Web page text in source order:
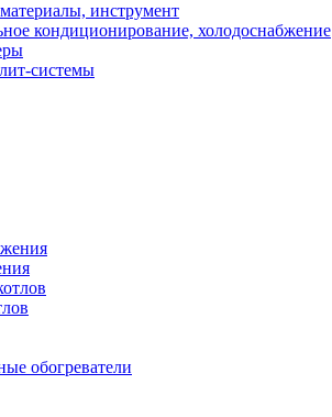
инструмент
кондиционирование, холодоснабжение
системы
обогреватели